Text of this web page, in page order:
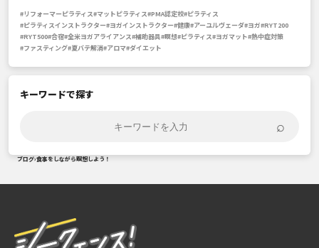
#リフォーマーピラティス#マットピラティス#PMA認定校#ピラティス
#ピラティスインストラクター#ヨガインストラクター#健康#アーユルヴェーダ#ヨガ#RYT200
#RYT500#合宿#全米ヨガアライアンス#補助器具#瞑想#ピラティス#ヨガマット#熱中症対策
#ファスティング#夏バテ解消#アロマ#ダイエット
キーワードで探す
⌕
ブログ›食事をしながら瞑想しよう！